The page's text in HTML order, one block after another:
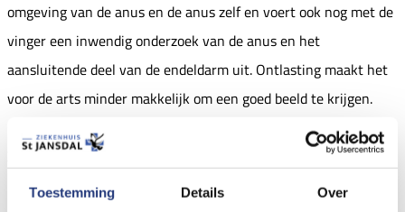
Toestemming Details Over
omgeving van de anus en de anus zelf en voert ook nog met de
vinger een inwendig onderzoek van de anus en het
aansluitende deel van de endeldarm uit. Ontlasting maakt het
voor de arts minder makkelijk om een goed beeld te krijgen.
Gaat u daarom vooraf naar het toilet.
Zo nodig is aanvullend onderzoek gewenst, bijvoorbeeld een
kijkonderzoek van de dikke darm (endoscopie) of een